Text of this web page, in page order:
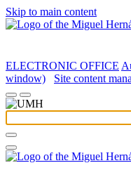
Skip to main content
ELECTRONIC OFFICE
window)
Site content